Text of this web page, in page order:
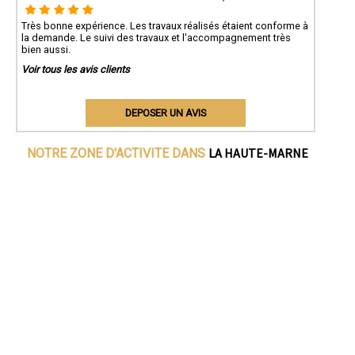
Très bonne expérience. Les travaux réalisés étaient conforme à
la demande. Le suivi des travaux et l'accompagnement très
bien aussi.
Voir tous les avis clients
DEPOSER UN AVIS
NOTRE ZONE D'ACTIVITE DANS LA HAUTE-MARNE